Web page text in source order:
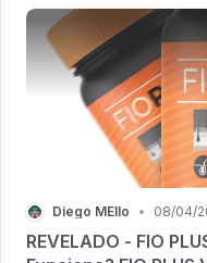
Diego MEllo • 08/04/
REVELADO - FIO